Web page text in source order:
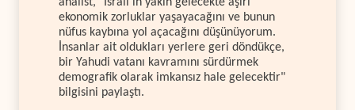
ekonomik zorluklar yaşayacağını ve bunun
nüfus kaybına yol açacağını düşünüyorum.
İnsanlar ait oldukları yerlere geri döndükçe,
bir Yahudi vatanı kavramını sürdürmek
demografik olarak imkansız hale gelecektir"
bilgisini paylaştı.